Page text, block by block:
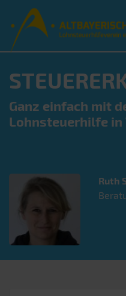
Ganz einfach mit
Lohnsteuerhilfe in
Ruth